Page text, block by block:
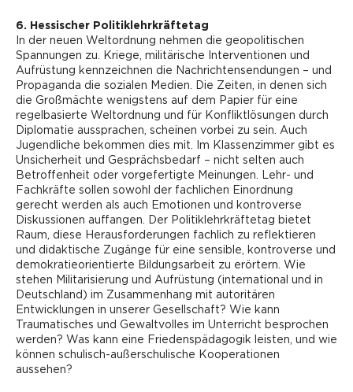
6. Hessischer Politiklehrkräftetag
In der neuen Weltordnung nehmen die geopolitischen
Spannungen zu. Kriege, militärische Interventionen und
Aufrüstung kennzeichnen die Nachrichtensendungen – und
Propaganda die sozialen Medien. Die Zeiten, in denen sich
die Großmächte wenigstens auf dem Papier für eine
regelbasierte Weltordnung und für Konfliktlösungen durch
Diplomatie aussprachen, scheinen vorbei zu sein. Auch
Jugendliche bekommen dies mit. Im Klassenzimmer gibt es
Unsicherheit und Gesprächsbedarf – nicht selten auch
Betroffenheit oder vorgefertigte Meinungen. Lehr- und
Fachkräfte sollen sowohl der fachlichen Einordnung
gerecht werden als auch Emotionen und kontroverse
Diskussionen auffangen. Der Politiklehrkräftetag bietet
Raum, diese Herausforderungen fachlich zu reflektieren
und didaktische Zugänge für eine sensible, kontroverse und
demokratieorientierte Bildungsarbeit zu erörtern. Wie
stehen Militarisierung und Aufrüstung (international und in
Deutschland) im Zusammenhang mit autoritären
Entwicklungen in unserer Gesellschaft? Wie kann
Traumatisches und Gewaltvolles im Unterricht besprochen
werden? Was kann eine Friedenspädagogik leisten, und wie
können schulisch-außerschulische Kooperationen
aussehen?